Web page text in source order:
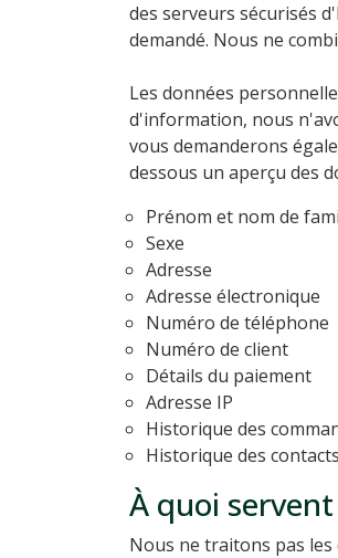
des serveurs sécurisés
demandé. Nous ne
Les données
d'information, nous
vous demanderons
dessous un aperçu des
Prénom et nom de
Sexe
Adresse
Adresse électronique
Numéro de téléphone
Numéro de client
Détails du paiement
Adresse IP
Historique des
Historique des contacts
À quoi
Nous ne traitons pas